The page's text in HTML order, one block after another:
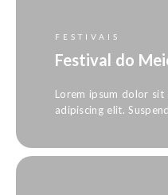
FESTIVAIS
Festival do
Lorem ipsum dolor sit
adipiscing elit.